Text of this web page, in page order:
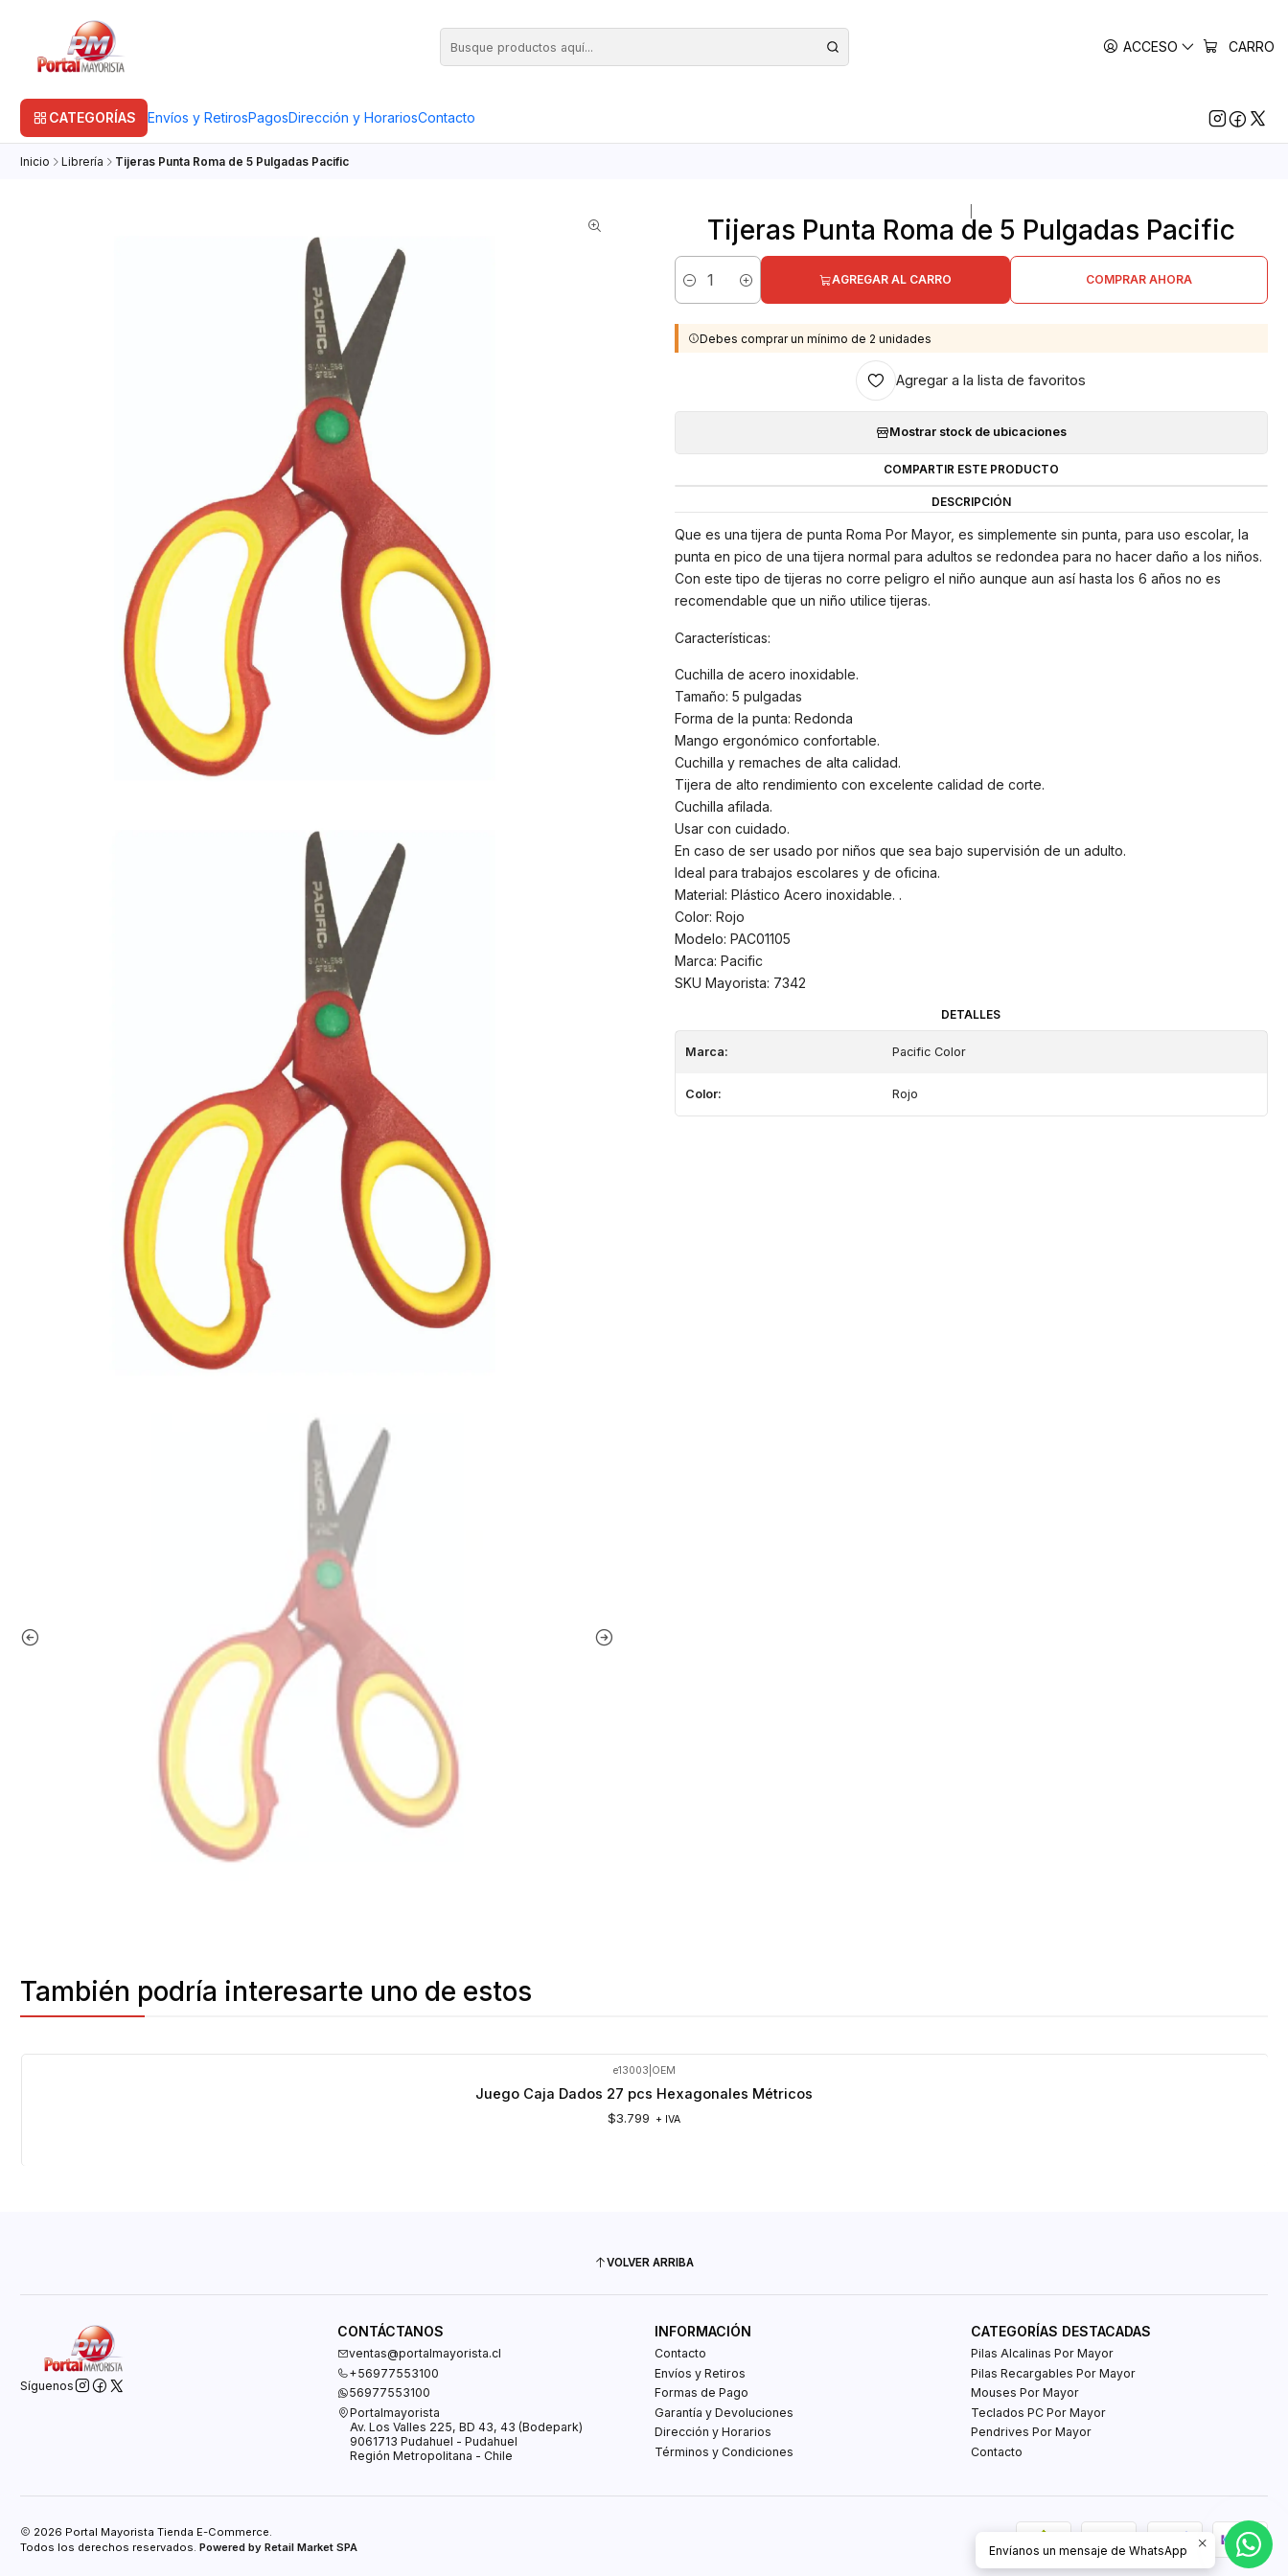
ACCESO CARRO
CATEGORÍAS Envíos y RetirosPagosDirección y HorariosContacto
Inicio Librería Tijeras Punta Roma de 5 Pulgadas Pacific
Tijeras Punta Roma de 5 Pulgadas Pacific
Cantidad
AGREGAR AL CARRO COMPRAR AHORA
Debes comprar un mínimo de 2 unidades
Agregar a la lista de favoritos
Mostrar stock de ubicaciones
COMPARTIR ESTE PRODUCTO
DESCRIPCIÓN
Que es una tijera de punta Roma Por Mayor, es simplemente sin punta, para uso escolar, la
punta en pico de una tijera normal para adultos se redondea para no hacer daño a los niños.
Con este tipo de tijeras no corre peligro el niño aunque aun así hasta los 6 años no es
recomendable que un niño utilice tijeras.
Características:
Cuchilla de acero inoxidable.
Tamaño: 5 pulgadas
Forma de la punta: Redonda
Mango ergonómico confortable.
Cuchilla y remaches de alta calidad.
Tijera de alto rendimiento con excelente calidad de corte.
Cuchilla afilada.
Usar con cuidado.
En caso de ser usado por niños que sea bajo supervisión de un adulto.
Ideal para trabajos escolares y de oficina.
Material: Plástico Acero inoxidable. .
Color: Rojo
Modelo: PAC01105
Marca: Pacific
SKU Mayorista: 7342
DETALLES
Marca: Pacific Color
Color: Rojo
También podría interesarte uno de estos
e13003 OEM
Juego Caja Dados 27 pcs Hexagonales Métricos
$3.799 + IVA
VOLVER ARRIBA
Síguenos
CONTÁCTANOS
ventas@portalmayorista.cl
+56977553100
56977553100
Portalmayorista
Av. Los Valles 225, BD 43, 43 (Bodepark)
9061713 Pudahuel - Pudahuel
Región Metropolitana - Chile
INFORMACIÓN
Contacto
Envíos y Retiros
Formas de Pago
Garantía y Devoluciones
Dirección y Horarios
Términos y Condiciones
CATEGORÍAS DESTACADAS
Pilas Alcalinas Por Mayor
Pilas Recargables Por Mayor
Mouses Por Mayor
Teclados PC Por Mayor
Pendrives Por Mayor
Contacto
2026 Portal Mayorista Tienda E-Commerce.
Todos los derechos reservados. Powered by Retail Market SPA Envíanos un mensaje de WhatsApp